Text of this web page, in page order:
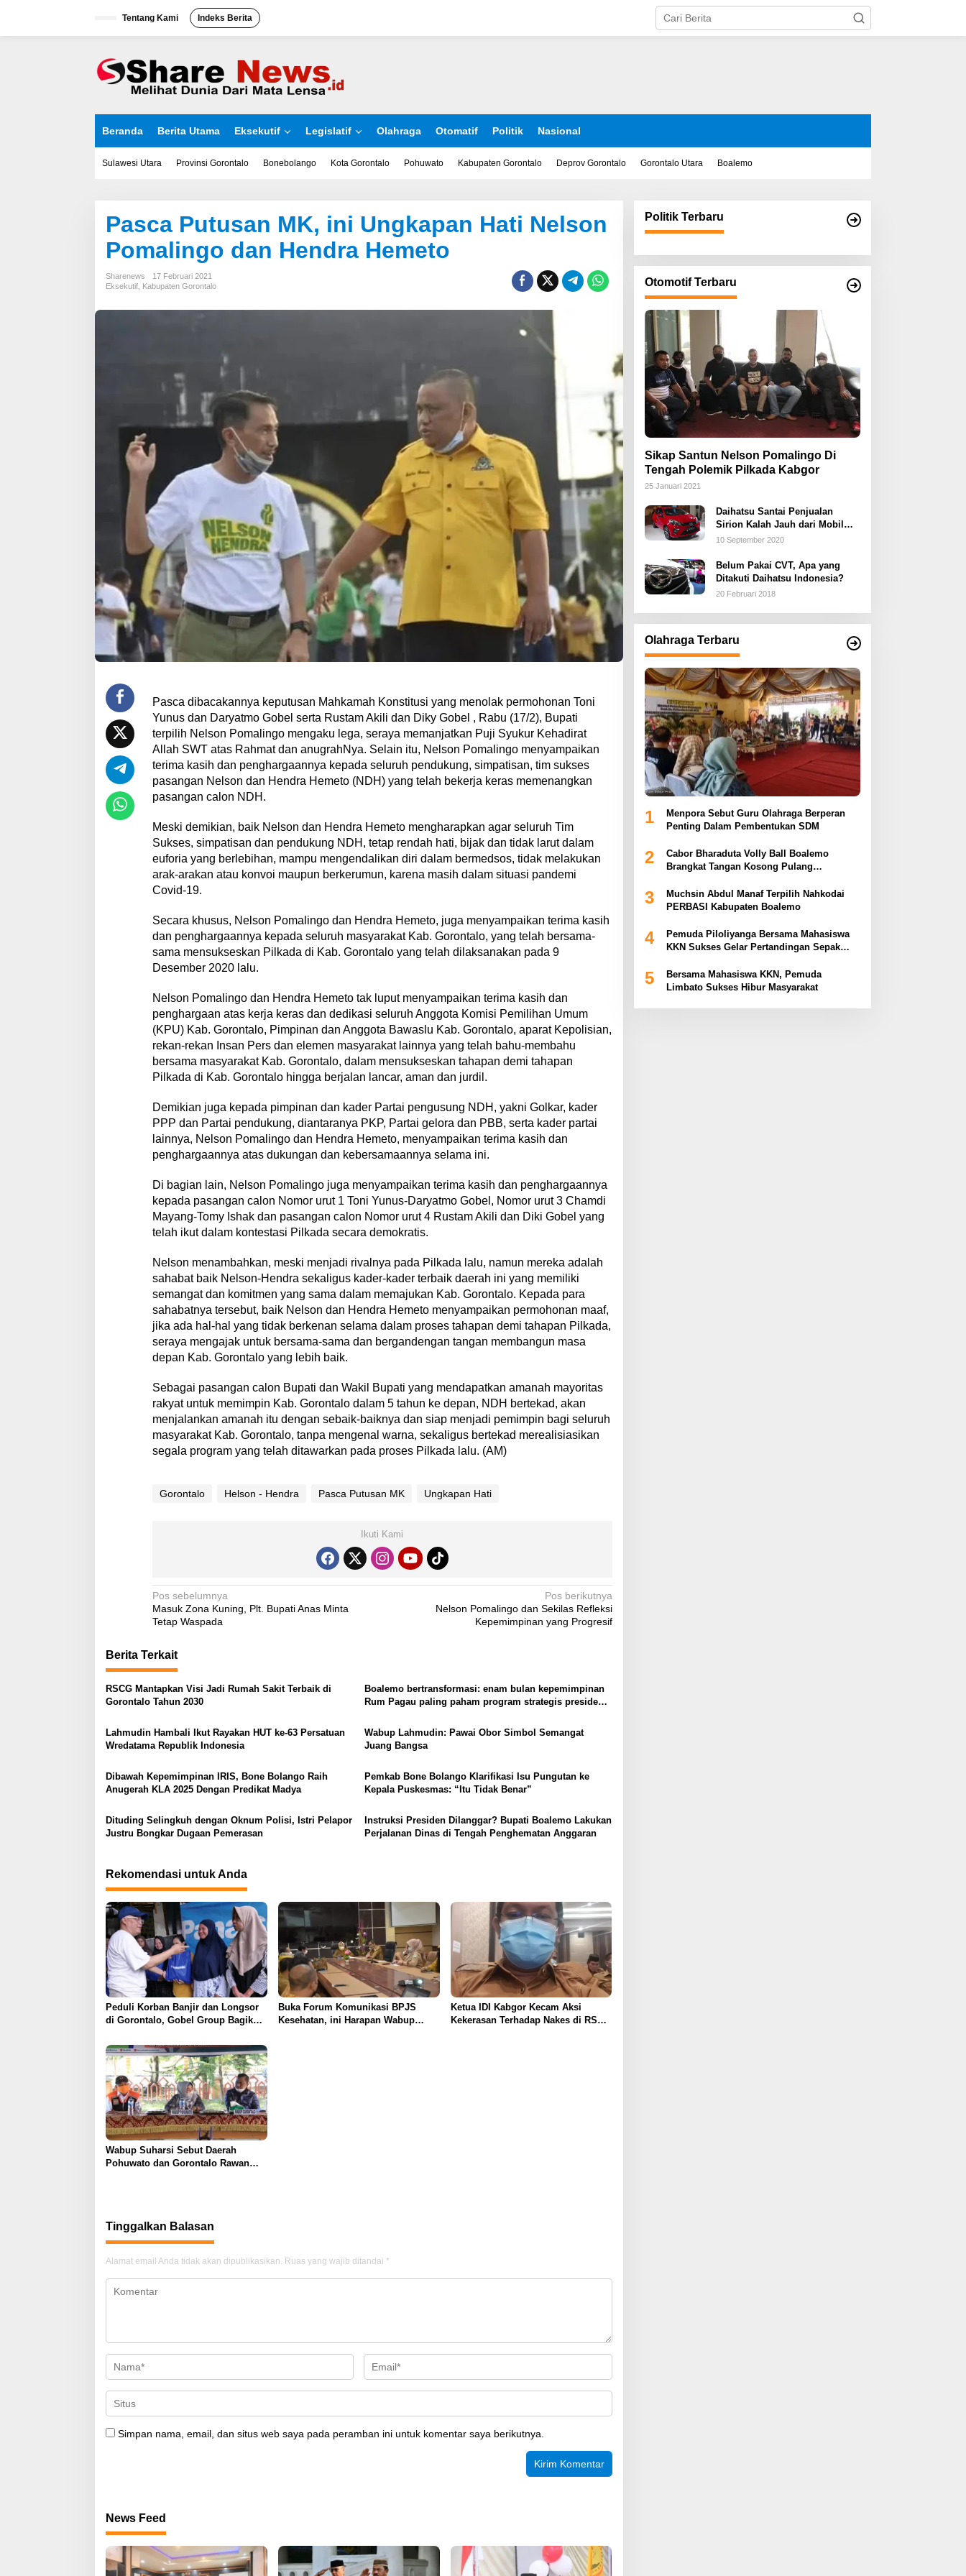
Tentang Kami Indeks Berita
Beranda Berita Utama Eksekutif Legislatif Olahraga Otomatif Politik Nasional
Sulawesi Utara Provinsi Gorontalo Bonebolango Kota Gorontalo Pohuwato Kabupaten Gorontalo Deprov Gorontalo Gorontalo Utara Boalemo
Pasca Putusan MK, ini Ungkapan Hati Nelson
Pomalingo dan Hendra Hemeto
Sharenews
17 Februari 2021
Eksekutif Kabupaten Gorontalo
Pasca dibacakannya keputusan Mahkamah Konstitusi yang menolak permohonan Toni
Yunus dan Daryatmo Gobel serta Rustam Akili dan Diky Gobel , Rabu (17/2), Bupati
terpilih Nelson Pomalingo mengaku lega, seraya memanjatkan Puji Syukur Kehadirat
Allah SWT atas Rahmat dan anugrahNya. Selain itu, Nelson Pomalingo menyampaikan
terima kasih dan penghargaannya kepada seluruh pendukung, simpatisan, tim sukses
pasangan Nelson dan Hendra Hemeto (NDH) yang telah bekerja keras memenangkan
pasangan calon NDH.
Meski demikian, baik Nelson dan Hendra Hemeto mengharapkan agar seluruh Tim
Sukses, simpatisan dan pendukung NDH, tetap rendah hati, bijak dan tidak larut dalam
euforia yang berlebihan, mampu mengendalikan diri dalam bermedsos, tidak melakukan
arak-arakan atau konvoi maupun berkerumun, karena masih dalam situasi pandemi
Covid-19.
Secara khusus, Nelson Pomalingo dan Hendra Hemeto, juga menyampaikan terima kasih
dan penghargaannya kepada seluruh masyarakat Kab. Gorontalo, yang telah bersama-
sama mensukseskan Pilkada di Kab. Gorontalo yang telah dilaksanakan pada 9
Desember 2020 lalu.
Nelson Pomalingo dan Hendra Hemeto tak luput menyampaikan terima kasih dan
penghargaan atas kerja keras dan dedikasi seluruh Anggota Komisi Pemilihan Umum
(KPU) Kab. Gorontalo, Pimpinan dan Anggota Bawaslu Kab. Gorontalo, aparat Kepolisian,
rekan-rekan Insan Pers dan elemen masyarakat lainnya yang telah bahu-membahu
bersama masyarakat Kab. Gorontalo, dalam mensukseskan tahapan demi tahapan
Pilkada di Kab. Gorontalo hingga berjalan lancar, aman dan jurdil.
Demikian juga kepada pimpinan dan kader Partai pengusung NDH, yakni Golkar, kader
PPP dan Partai pendukung, diantaranya PKP, Partai gelora dan PBB, serta kader partai
lainnya, Nelson Pomalingo dan Hendra Hemeto, menyampaikan terima kasih dan
penghargaannya atas dukungan dan kebersamaannya selama ini.
Di bagian lain, Nelson Pomalingo juga menyampaikan terima kasih dan penghargaannya
kepada pasangan calon Nomor urut 1 Toni Yunus-Daryatmo Gobel, Nomor urut 3 Chamdi
Mayang-Tomy Ishak dan pasangan calon Nomor urut 4 Rustam Akili dan Diki Gobel yang
telah ikut dalam kontestasi Pilkada secara demokratis.
Nelson menambahkan, meski menjadi rivalnya pada Pilkada lalu, namun mereka adalah
sahabat baik Nelson-Hendra sekaligus kader-kader terbaik daerah ini yang memiliki
semangat dan komitmen yang sama dalam memajukan Kab. Gorontalo. Kepada para
sahabatnya tersebut, baik Nelson dan Hendra Hemeto menyampaikan permohonan maaf,
jika ada hal-hal yang tidak berkenan selama dalam proses tahapan demi tahapan Pilkada,
seraya mengajak untuk bersama-sama dan bergandengan tangan membangun masa
depan Kab. Gorontalo yang lebih baik.
Sebagai pasangan calon Bupati dan Wakil Bupati yang mendapatkan amanah mayoritas
rakyat untuk memimpin Kab. Gorontalo dalam 5 tahun ke depan, NDH bertekad, akan
menjalankan amanah itu dengan sebaik-baiknya dan siap menjadi pemimpin bagi seluruh
masyarakat Kab. Gorontalo, tanpa mengenal warna, sekaligus bertekad merealisiasikan
segala program yang telah ditawarkan pada proses Pilkada lalu. (AM)
Gorontalo Helson - Hendra Pasca Putusan MK Ungkapan Hati
Ikuti Kami
N
a
i
a
i
o
Pos sebelumnya
Masuk Zona Kuning, Plt. Bupati Anas Minta
Tetap Waspada
Pos berikutnya
Nelson Pomalingo dan Sekilas Refleksi
Kepemimpinan yang Progresif
Berita Terkait
RSCG Mantapkan Visi Jadi Rumah Sakit Terbaik di
Gorontalo Tahun 2030
Boalemo bertransformasi: enam bulan kepemimpinan
Rum Pagau paling paham program strategis presiden
Lahmudin Hambali Ikut Rayakan HUT ke-63 Persatuan
Wredatama Republik Indonesia
Wabup Lahmudin: Pawai Obor Simbol Semangat
Juang Bangsa
Dibawah Kepemimpinan IRIS, Bone Bolango Raih
Anugerah KLA 2025 Dengan Predikat Madya
Pemkab Bone Bolango Klarifikasi Isu Pungutan ke
Kepala Puskesmas: “Itu Tidak Benar”
Dituding Selingkuh dengan Oknum Polisi, Istri Pelapor
Justru Bongkar Dugaan Pemerasan
Instruksi Presiden Dilanggar? Bupati Boalemo Lakukan
Perjalanan Dinas di Tengah Penghematan Anggaran
Rekomendasi untuk Anda
Peduli Korban Banjir dan Longsor
di Gorontalo, Gobel Group Bagikan
Buka Forum Komunikasi BPJS
Kesehatan, ini Harapan Wabup
Ketua IDI Kabgor Kecam Aksi
Kekerasan Terhadap Nakes di RS
Wabup Suharsi Sebut Daerah
Pohuwato dan Gorontalo Rawan
Tinggalkan Balasan
Alamat email Anda tidak akan dipublikasikan. Ruas yang wajib ditandai *
Simpan nama, email, dan situs web saya pada peramban ini untuk komentar saya berikutnya.
News Feed
Politik Terbaru
Otomotif Terbaru
Sikap Santun Nelson Pomalingo Di
Tengah Polemik Pilkada Kabgor
25 Januari 2021
Daihatsu Santai Penjualan
Sirion Kalah Jauh dari Mobil
LCGC
10 September 2020
Belum Pakai CVT, Apa yang
Ditakuti Daihatsu Indonesia?
20 Februari 2018
Olahraga Terbaru
1
Menpora Sebut Guru Olahraga Berperan
Penting Dalam Pembentukan SDM
2
Cabor Bharaduta Volly Ball Boalemo
Brangkat Tangan Kosong Pulang
3
Muchsin Abdul Manaf Terpilih Nahkodai
PERBASI Kabupaten Boalemo
4
Pemuda Piloliyanga Bersama Mahasiswa
KKN Sukses Gelar Pertandingan Sepak
5
Bersama Mahasiswa KKN, Pemuda
Limbato Sukses Hibur Masyarakat